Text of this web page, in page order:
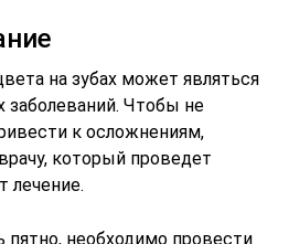
на зубах может являться
заболеваний. Чтобы не
к осложнениям,
который проведет
лечение.
пятно, необходимо провести